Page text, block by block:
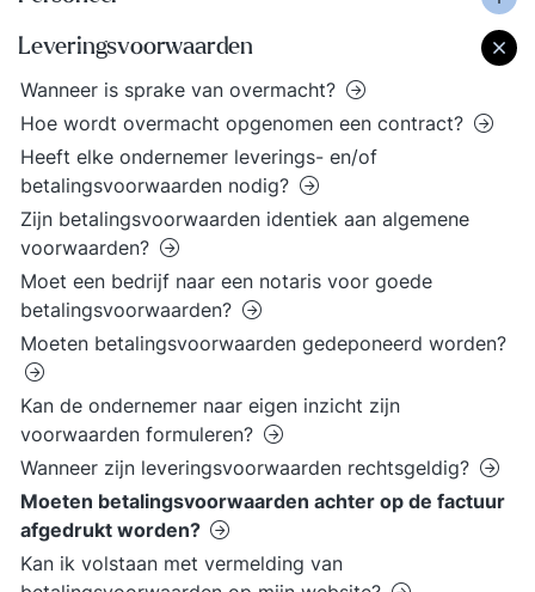
Leveringsvoorwaarden
Wanneer is sprake van overmacht?
Hoe wordt overmacht opgenomen een contract?
Heeft elke ondernemer leverings- en/of
betalingsvoorwaarden nodig?
Zijn betalingsvoorwaarden identiek aan algemene
voorwaarden?
Moet een bedrijf naar een notaris voor goede
betalingsvoorwaarden?
Moeten betalingsvoorwaarden gedeponeerd worden?
Kan de ondernemer naar eigen inzicht zijn
voorwaarden formuleren?
Wanneer zijn leveringsvoorwaarden rechtsgeldig?
Moeten betalingsvoorwaarden achter op de factuur
afgedrukt worden?
Kan ik volstaan met vermelding van